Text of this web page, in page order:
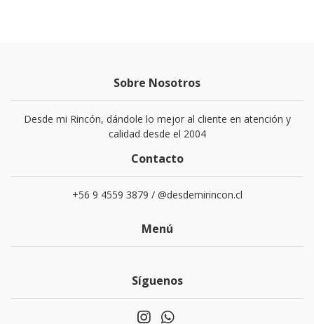
Sobre Nosotros
Desde mi Rincón, dándole lo mejor al cliente en atención y
calidad desde el 2004
Contacto
+56 9 4559 3879 / @desdemirincon.cl
Menú
Síguenos